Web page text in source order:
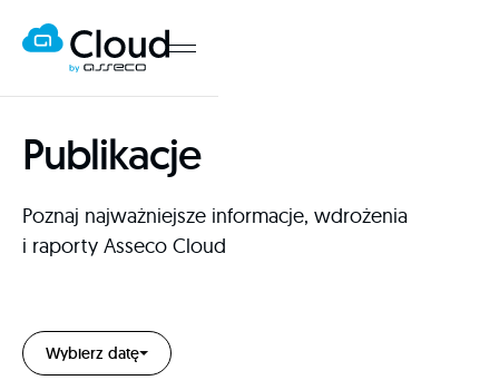
Publikacje
Poznaj najważniejsze informacje, wdrożenia
i raporty Asseco Cloud
Wybierz datę